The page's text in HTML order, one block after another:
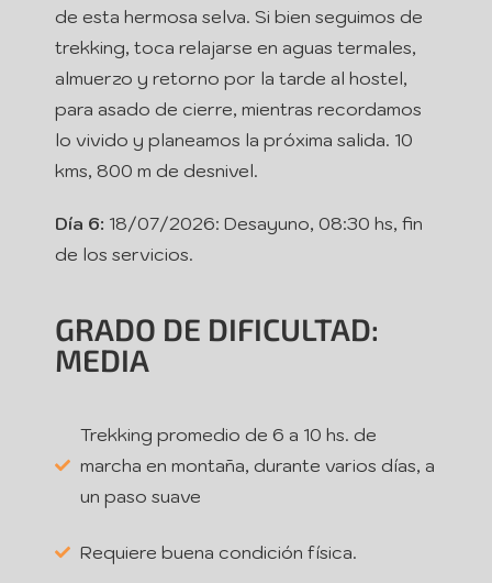
de esta hermosa selva. Si bien seguimos de
trekking, toca relajarse en aguas termales,
almuerzo y retorno por la tarde al hostel,
para asado de cierre, mientras recordamos
lo vivido y planeamos la próxima salida. 10
kms, 800 m de desnivel.
Día 6: 18/07/2026: Desayuno, 08:30 hs, fin
de los servicios.
GRADO DE DIFICULTAD:
MEDIA
Trekking promedio de 6 a 10 hs. de
marcha en montaña, durante varios días, a
un paso suave
Requiere buena condición física.